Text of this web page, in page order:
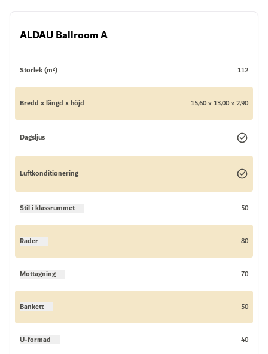
ALDAU Ballroom A
Storlek (m²) 112
Bredd x längd x höjd 15,60 x 13,00 x 2,90
Dagsljus
Luftkonditionering
Stil i klassrummet 50
Rader 80
Mottagning 70
Bankett 50
U-formad 40